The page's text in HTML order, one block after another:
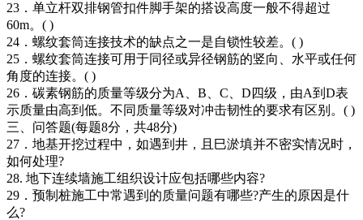
23．单立杆双排钢管扣件脚手架的搭设高度一般不得超过
60m。( )
24．螺纹套筒连接技术的缺点之一是自锁性较差。( )
25．螺纹套筒连接可用于同径或异径钢筋的竖向、水平或任何
角度的连接。( )
26．碳素钢筋的质量等级分为A、B、C、D四级，由A到D表
示质量由高到低。不同质量等级对冲击韧性的要求有区别。( )
三、问答题(每题8分，共48分)
27．地基开挖过程中，如遇到井，且巳淤填并不密实情况时，
如何处理?
28. 地下连续墙施工组织设计应包括哪些内容?
29．预制桩施工中常遇到的质量问题有哪些?产生的原因是什
么?